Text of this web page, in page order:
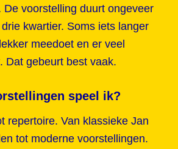
De voorstelling duurt ongeveer
kwartier. Soms iets langer
meedoet en er veel
Dat gebeurt best vaak.
speel ik?
repertoire. Van klassieke Jan
tot moderne voorstellingen.